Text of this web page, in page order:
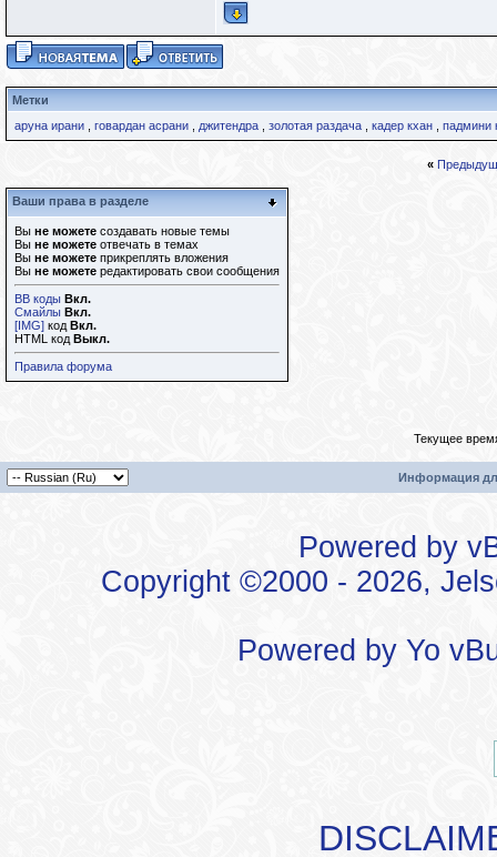
Метки
аруна ирани
говардан асрани джитендра золотая раздача кадер кхан падмини
«
Ваши права в разделе
Вы не можете создавать новые темы
Вы не можете отвечать в темах
Вы не можете прикреплять вложения
Вы не можете редактировать свои сообщения
BB коды Вкл.
Смайлы Вкл.
[IMG] код Вкл.
HTML код Выкл.
Правила форума
Текущее
Информация
Powered by
Copyright ©2000 - 2026,
Powered by Yo